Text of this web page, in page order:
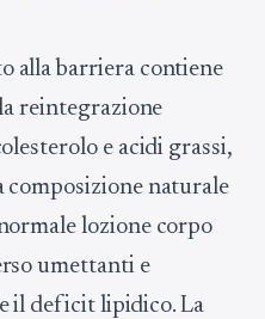
alla barriera contiene
reintegrazione
e acidi grassi,
naturale
lozione corpo
umettanti e
il deficit lipidico. La